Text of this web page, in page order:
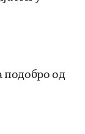
подобро од